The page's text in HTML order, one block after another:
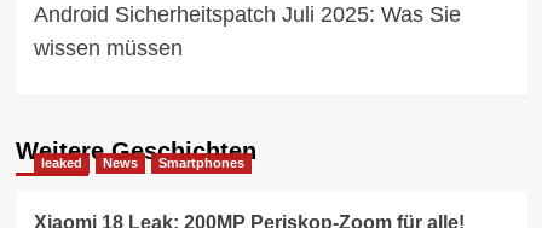
Android Sicherheitspatch Juli 2025: Was Sie
wissen müssen
Weitere Geschichten
leaked News Smartphones
Xiaomi 18 Leak: 200MP Periskop-Zoom für alle!